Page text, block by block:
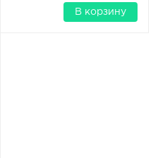
В корзину